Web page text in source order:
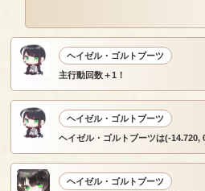
ヘイゼル・ゴルトブーツ
主行動回数＋1！
ヘイゼル・ゴルトブーツ
ヘイゼル・ゴルトブーツは(-14.720,
ヘイゼル・ゴルトブーツ